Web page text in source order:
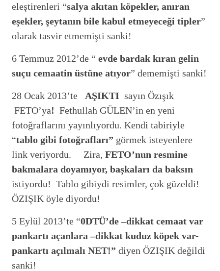
eleştirenleri “salya akıtan köpekler, anıran
eşekler, şeytanın bile kabul etmeyeceği tipler”
olarak tasvir etmemişti sanki!
6 Temmuz 2012’de “ evde bardak kıran gelin
suçu cemaatin üstüne atıyor” dememişti sanki!
28 Ocak 2013’te AŞIKTI sayın Özışık
FETO’ya! Fethullah GÜLEN’in en yeni
fotoğraflarını yayınlıyordu. Kendi tabiriyle
“tablo gibi fotoğrafları” görmek isteyenlere
link veriyordu.
Zira, FETO’nun resmine
bakmalara doyamıyor, başkaları da baksın
istiyordu! Tablo gibiydi resimler, çok güzeldi!
ÖZIŞIK öyle diyordu!
5 Eylül 2013’te “0DTÜ’de –dikkat cemaat var
pankartı açanlara –dikkat kuduz köpek var-
pankartı açılmalı NET!” diyen ÖZIŞIK değildi
sanki!